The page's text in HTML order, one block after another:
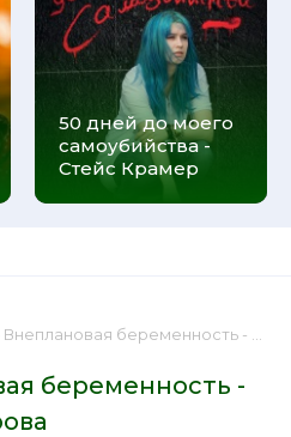
50 дней до моего
самоубийства -
Стейс Крамер
беременность - Валентина Кострова 📕 - Книга онлайн бесплатно
беременность -